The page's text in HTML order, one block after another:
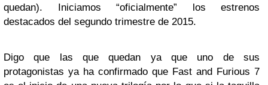
quedan). Iniciamos “oficialmente” los estrenos
destacados del segundo trimestre de 2015.
Digo que las que quedan ya que uno de sus
protagonistas ya ha confirmado que Fast and Furious 7